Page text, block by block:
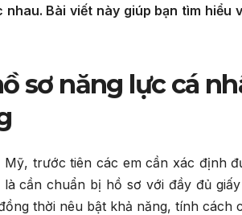
Bài viết này giúp bạn tìm hiểu
sơ năng lực cá
Mỹ, trước tiên các em cần xác định
cần chuẩn bị hồ sơ với đầy đủ
thời nêu bật khả năng, tính cách